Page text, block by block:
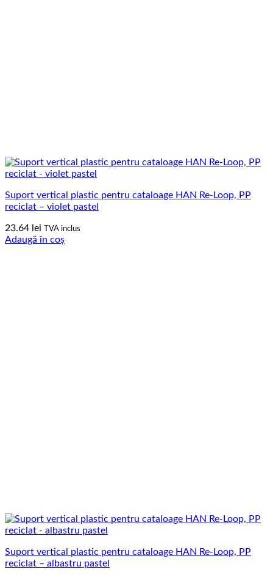
Suport vertical plastic pentru cataloage HAN Re-Loop, PP
reciclat – violet pastel
23.64 lei TVA inclus
Adaugă în coș
Suport vertical plastic pentru cataloage HAN Re-Loop, PP
reciclat – albastru pastel